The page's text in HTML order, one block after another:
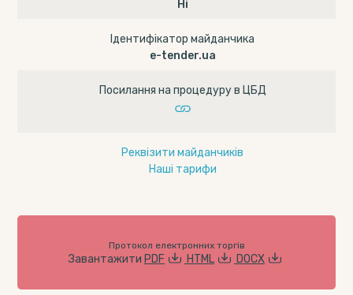
Ні
Ідентифікатор майданчика
e-tender.ua
Посилання на процедуру в ЦБД
Реквізити майданчиків
Наші тарифи
Протокол електронних торгів
Завантажити PDF HTML DOCX